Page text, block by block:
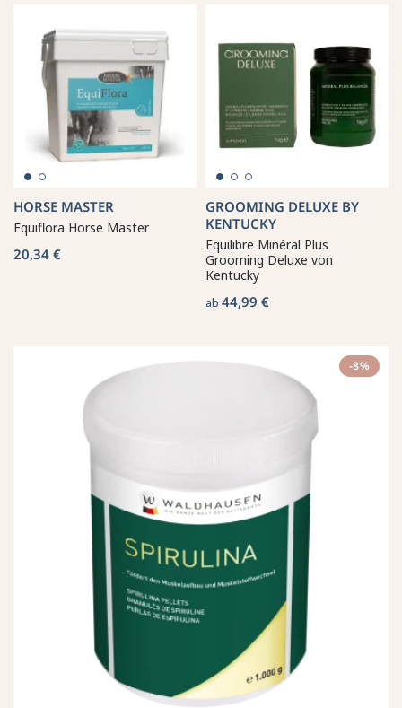
HORSE MASTER
Equiflora Horse Master
20,34 €
GROOMING DELUXE BY
KENTUCKY
Equilibre Minéral Plus
Grooming Deluxe von
Kentucky
ab 44,99 €
-8%